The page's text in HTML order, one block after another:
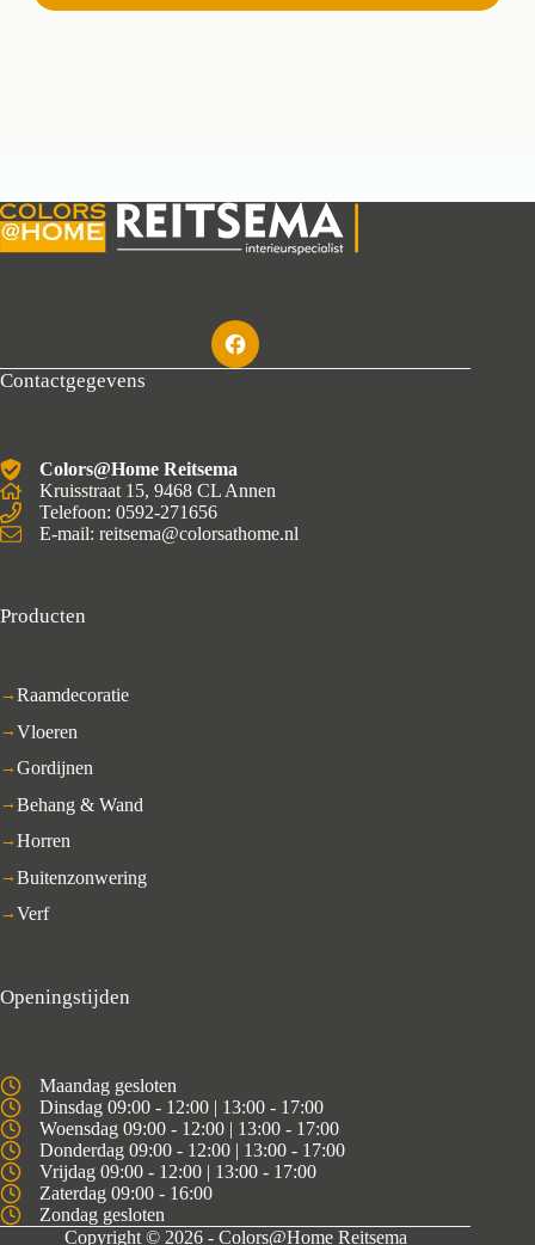
Contactgegevens
Colors@Home Reitsema
Kruisstraat 15, 9468 CL Annen
Telefoon: 0592-271656
E-mail: reitsema@colorsathome.nl
Producten
Raamdecoratie
Vloeren
Gordijnen
Behang & Wand
Horren
Buitenzonwering
Verf
Openingstijden
Maandag gesloten
Dinsdag 09:00 - 12:00 | 13:00 - 17:00
Woensdag 09:00 - 12:00 | 13:00 - 17:00
Donderdag 09:00 - 12:00 | 13:00 - 17:00
Vrijdag 09:00 - 12:00 | 13:00 - 17:00
Zaterdag 09:00 - 16:00
Zondag gesloten
Copyright © 2026 - Colors@Home Reitsema